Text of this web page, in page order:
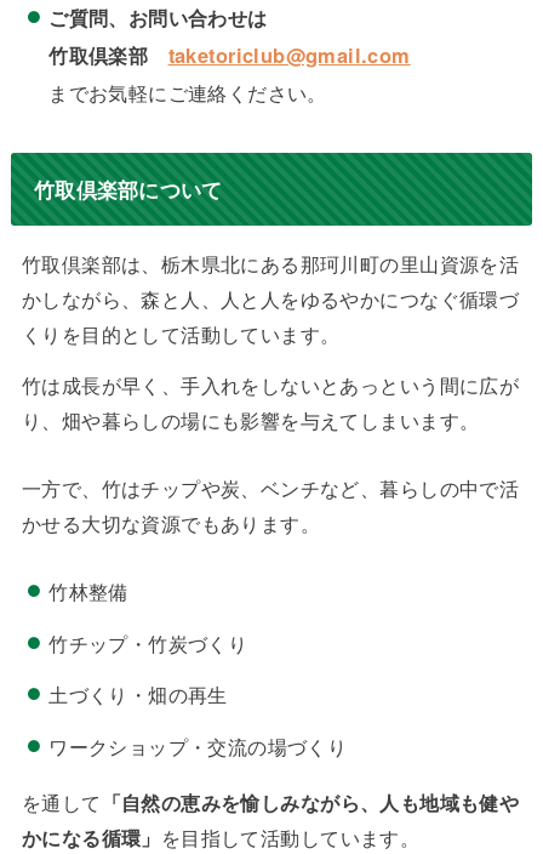
ご質問、お問い合わせは
竹取倶楽部 taketoriclub@gmail.com
までお気軽にご連絡ください。
竹取倶楽部について
竹取倶楽部は、栃木県北にある那珂川町の里山資源を活
かしながら、森と人、人と人をゆるやかにつなぐ循環づ
くりを目的として活動しています。
竹は成長が早く、手入れをしないとあっという間に広が
り、畑や暮らしの場にも影響を与えてしまいます。
一方で、竹はチップや炭、ベンチなど、暮らしの中で活
かせる大切な資源でもあります。
竹林整備
竹チップ・竹炭づくり
土づくり・畑の再生
ワークショップ・交流の場づくり
を通して 「自然の恵みを愉しみながら、人も地域も健や
かになる循環」 を目指して活動しています。